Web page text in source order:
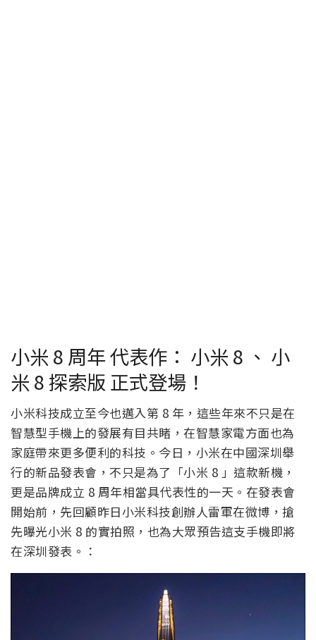
小米 8 周年 代表作： 小米 8 、 小
米 8 探索版 正式登場！
小米科技成立至今也邁入第 8 年，這些年來不只是在
智慧型手機上的發展有目共睹，在智慧家電方面也為
家庭帶來更多便利的科技。今日，小米在中國深圳舉
行的新品發表會，不只是為了「小米 8 」這款新機，
更是品牌成立 8 周年相當具代表性的一天。在發表會
開始前，先回顧昨日小米科技創辦人雷軍在微博，搶
先曝光小米 8 的實拍照，也為大眾預告這支手機即將
在深圳發表。：